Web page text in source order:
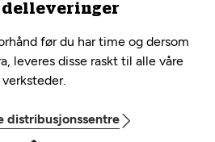
delleveringer
før du har time og dersom
leveres disse raskt til alle våre
verksteder.
distribusjonssentre